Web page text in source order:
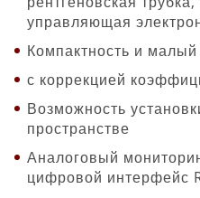
управляющая
Компактность и малый
с коррекцией
Возможность
пространстве
Аналоговый
цифровой интерфейс